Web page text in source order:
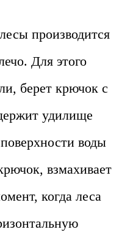
производится
Для этого
берет крючок с
удилище
воды
взмахивает
когда леса